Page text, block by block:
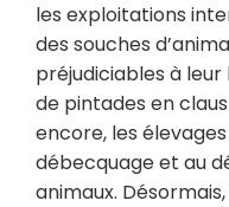
les exploitations
des souches
préjudiciables à
de pintades en
encore, les
débecquage et au
animaux.